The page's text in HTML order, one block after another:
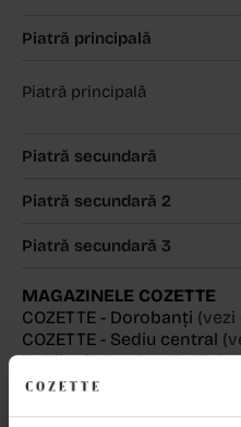
Piatră principală
Piatră principală
Piatră secundară
Piatră secundară 2
Piatră secundară 3
MAGAZINELE COZETTE
COZETTE - Dorobanți (vezi
COZETTE - Sediu central
Babilonia, Auchan Dr.